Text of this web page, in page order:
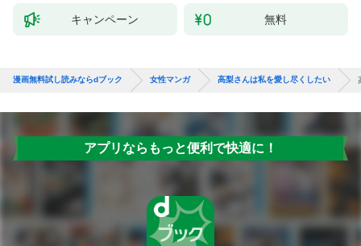
キャンペーン 無料
漫画無料試し読みならdブック 女性マンガ 高梨さんは私を愛し尽くしたい
アプリならもっと便利で快適に！